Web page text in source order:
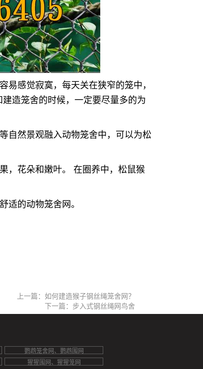
易感觉寂寞，每天关在狭窄的笼中，
造笼舍的时候，一定要尽量多的为
自然景观融入动物笼舍中，可以为松
，花朵和嫩叶。 在圈养中，松鼠猴
适的动物笼舍网。
上一篇：如何建造猴子钢丝绳笼舍网？
下一篇：步入式钢丝绳网鸟舍
鹦鹉笼舍网、鹦鹉围网
猩猩围网、猩猩笼网